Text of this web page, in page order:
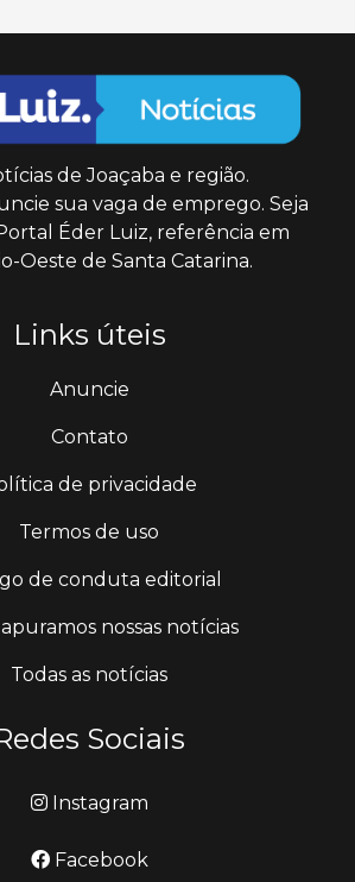
de Joaçaba e região.
sua vaga de emprego. Seja
Éder Luiz, referência em
Oeste de Santa Catarina.
Links úteis
Anuncie
Contato
de privacidade
Termos de uso
de conduta editorial
nossas notícias
Todas as notícias
Sociais
Instagram
Facebook